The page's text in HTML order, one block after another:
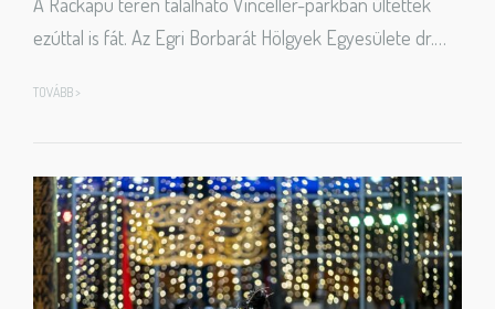
ezúttal is fát. Az Egri Borbarát Hölgyek Egyesülete dr.…
TOVÁBB >